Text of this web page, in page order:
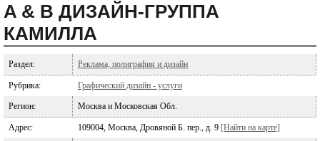
A & B ДИЗАЙН-ГРУППА
КАМИЛЛА
Раздел: Реклама, полиграфия и дизайн
Рубрика: Графический дизайн - услуги
Регион: Москва и Московская Обл.
Адрес: 109004, Москва, Дровяной Б. пер., д. 9 [Найти на карте]